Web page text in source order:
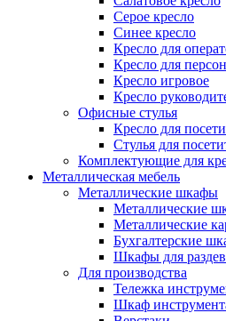
Серое кресло
Синее кресло
Кресло для
Кресло для
Кресло игровое
Кресло
Офисные стулья
Кресло для
Стулья для
Комплектующие для
Металлическая мебель
Металлические шкафы
Металлические
Металлические
Бухгалтерские
Шкафы для
Для производства
Тележка
Шкаф